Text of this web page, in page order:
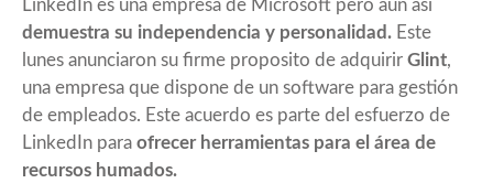
LinkedIn es una empresa de Microsoft pero aun así
demuestra su independencia y personalidad. Este
lunes anunciaron su firme proposito de adquirir Glint,
una empresa que dispone de un software para gestión
de empleados. Este acuerdo es parte del esfuerzo de
LinkedIn para ofrecer herramientas para el área de
recursos humados.